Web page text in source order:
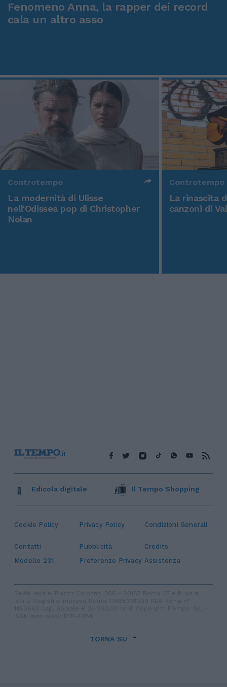
Fenomeno Anna, la rapper dei record
cala un altro asso
Controtempo
La modernità di Ulisse
nell'Odissea pop di Christopher
Nolan
Controtempo
La rinascita
canzoni di
Cookie Policy Privacy Policy Condizioni Generali
Contatti Pubblicità
Credits
Modello 231
Preferenze Privacy Assistenza
Edicola digitale Il Tempo Shopping
TORNA SU